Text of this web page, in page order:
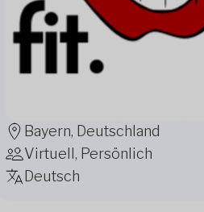
Bayern, Deutschland
Virtuell, Persönlich
Deutsch